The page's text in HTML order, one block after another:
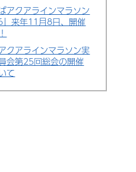
ばアクアラインマラソン
来年11月8日、開催
クアラインマラソン実
会第25回総会の開催
て